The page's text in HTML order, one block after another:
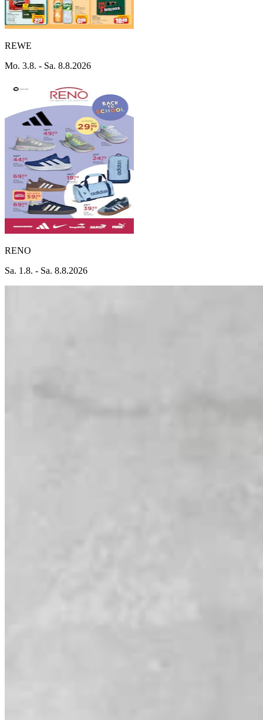
REWE
Mo. 3.8. - Sa. 8.8.2026
RENO
Sa. 1.8. - Sa. 8.8.2026